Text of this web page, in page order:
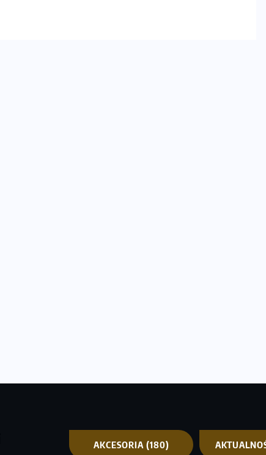
AKCESORIA (180)